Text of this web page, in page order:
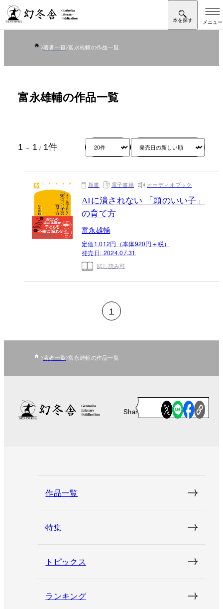
著者一覧 富永雄輔の作品一覧
富永雄輔の作品一覧
1 ～ 1 / 1件
新書 電子書籍 オーディオブック
AIに潰されない 「頭のいい子」
の育て方
富永雄輔
定価1,012円（本体920円＋税）
発売日: 2024.07.31
試し読み可
1
著者一覧 富永雄輔の作品一覧
Share
作品一覧
特集
トピックス
ランキング